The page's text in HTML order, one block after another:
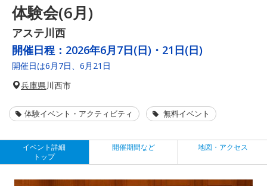
体験会(6月)
アステ川西
開催日程： 2026年6月7日(日)・21日(日)
開催日は6月7日、6月21日
兵庫県 川西市
体験イベント・アクティビティ 無料イベント
イベント詳細
トップ
開催期間など 地図・アクセス